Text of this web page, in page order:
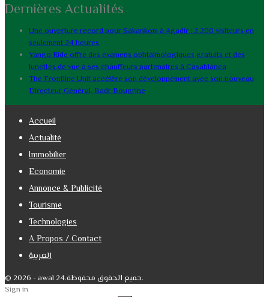
Dernières Actualités
Une ouverture record pour Sakankom à Agadir : 2 200 visiteurs en
seulement 24 heures
Yango Ride offre des examens ophtalmologiques gratuits et des
lunettes de vue à ses chauffeurs partenaires à Casablanca
The Frontline Unit accélère son développement avec son nouveau
Directeur Général, Badr Bougrine
Accueil
Actualité
Immobilier
Economie
Annonce & Publicité
Tourisme
Technologies
A Propos / Contact
العربية
© 2026 - awal 24.جميع الحقوق محفوظة.
Sign in